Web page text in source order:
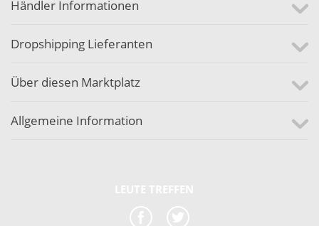
Händler Informationen
Dropshipping Lieferanten
Über diesen Marktplatz
Allgemeine Information